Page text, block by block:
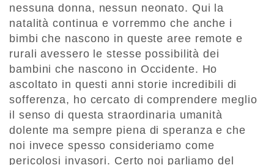
nessuna donna, nessun neonato. Qui la
natalità continua e vorremmo che anche i
bimbi che nascono in queste aree remote e
rurali avessero le stesse possibilità dei
bambini che nascono in Occidente. Ho
ascoltato in questi anni storie incredibili di
sofferenza, ho cercato di comprendere meglio
il senso di questa straordinaria umanità
dolente ma sempre piena di speranza e che
noi invece spesso consideriamo come
pericolosi invasori. Certo noi parliamo del